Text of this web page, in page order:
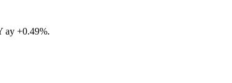
ay +0.49%.